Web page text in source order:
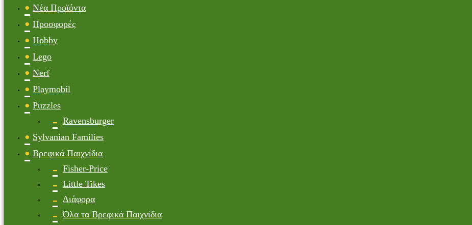
Νέα Προϊόντα
Προσφορές
Hobby
Lego
Nerf
Playmobil
Puzzles
Ravensburger
Sylvanian Families
Βρεφικά Παιχνίδια
Fisher-Price
Little Tikes
Διάφορα
Όλα τα Βρεφικά Παιχνίδια